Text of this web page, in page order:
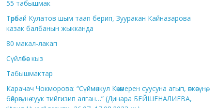
55 табышмак
Төрөбай Кулатов шым таап берип, Зууракан Кайназарова
казак балбанын жыкканда
80 макал-лакап
Сүйлөбөс кыз
Табышмактар
Карачач Чокморова: “Сүймөнкул Көкөмерен суусуна агып, өпкөсүнө,
бөйрөгүнө суук тийгизип алган…” (Динара БЕЙШЕНАЛИЕВА,